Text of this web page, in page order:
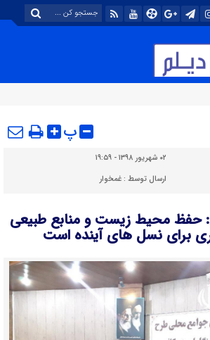
پ
۰۲ شهریور ۱۳۹۸ - ۱۹:۵۹
ارسال توسط :غمخوار
حفظ محیط زیست و منابع طبیعی
برای نسل های آینده است